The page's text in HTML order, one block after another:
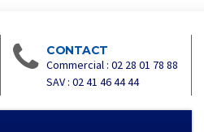
CONTACT
Commercial : 02 28 01 78 88
SAV : 02 41 46 44 44